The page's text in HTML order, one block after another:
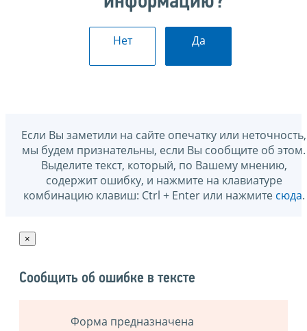
Нет Да
Если Вы заметили на сайте опечатку или неточность,
мы будем признательны, если Вы сообщите об этом.
Выделите текст, который, по Вашему мнению,
содержит ошибку, и нажмите на клавиатуре
комбинацию клавиш: Ctrl + Enter или нажмите сюда.
×
Сообщить об ошибке в тексте
Форма предназначена